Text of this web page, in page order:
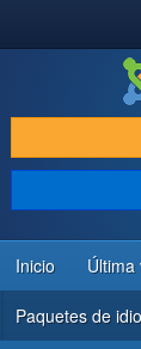
DESCARGAR &
DESCUBRE &
COMUNIDAD &
RECURSOS
Inicio Última
Paquetes de